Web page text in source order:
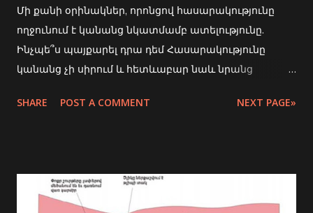
Մի քանի օրինակներ, որոնցով հասարակությունը
ողջունում է կանանց նկատմամբ ատելությունը.
Ինչպե՞ս պայքարել դրա դեմ Հասարակությունը
կանանց չի սիրում և հետևաբար նաև նրանց
են, որ հեշտոցները կամ կանանց սեռական
սոցիալականացման համար գալիս են
համընդհանուր օգտագործվող
SHARE POST A COMMENT NEXT PAGE»